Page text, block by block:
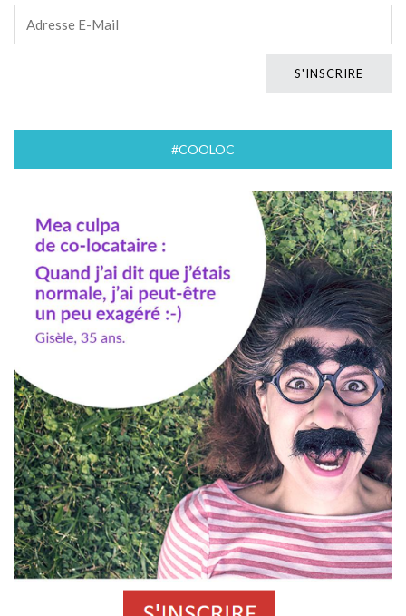
#COOLOC